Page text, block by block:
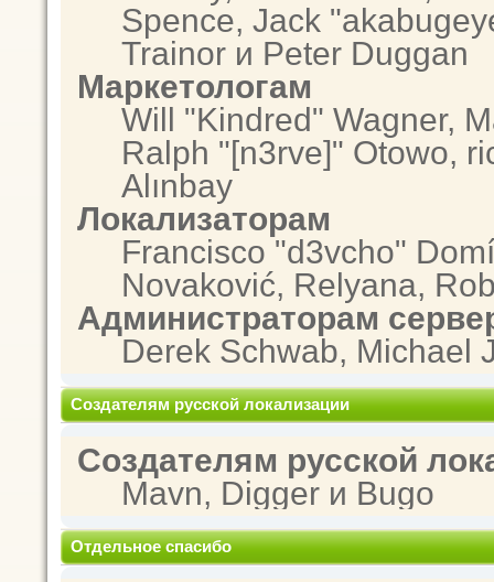
Spence, Jack
Trainor и Peter Duggan
Маркетологам
Will "Kindred" Wagner,
Ralph "[n3rve]" Otowo,
Alınbay
Локализаторам
Francisco "d3vcho"
Novaković, Relyana,
Администраторам
Derek Schwab, Michael
Создателям русской локализации
Создателям русской
Mavn, Digger и Bugo
Отдельное спасибо